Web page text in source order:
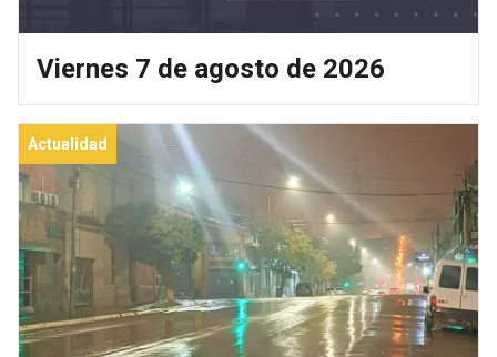
Viernes 7 de agosto de 2026
Actualidad